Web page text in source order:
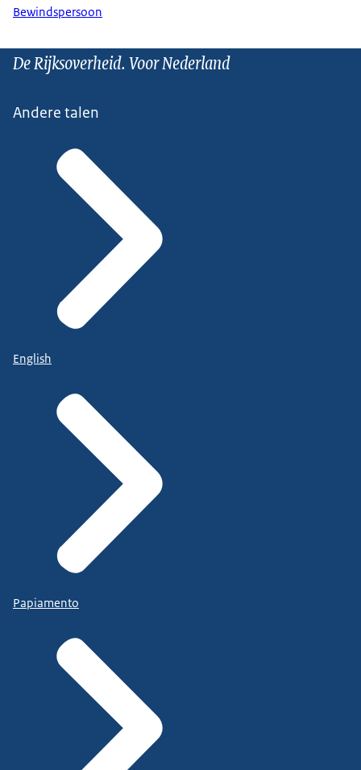
Bewindspersoon
De Rijksoverheid. Voor Nederland
Andere talen
English
Papiamento